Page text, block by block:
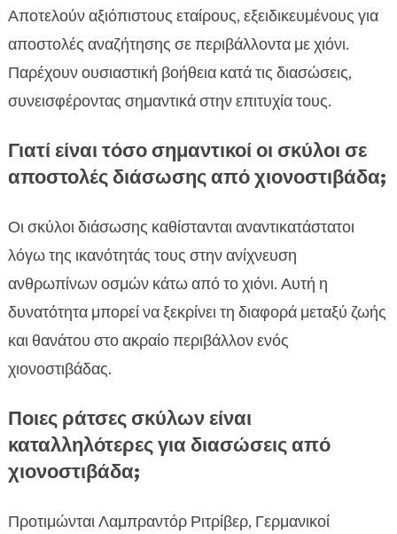
Αποτελούν αξιόπιστους εταίρους, εξειδικευμένους για
αποστολές αναζήτησης σε περιβάλλοντα με χιόνι.
Παρέχουν ουσιαστική βοήθεια κατά τις διασώσεις,
συνεισφέροντας σημαντικά στην επιτυχία τους.
Γιατί είναι τόσο σημαντικοί οι σκύλοι σε
αποστολές διάσωσης από χιονοστιβάδα;
Οι σκύλοι διάσωσης καθίστανται αναντικατάστατοι
λόγω της ικανότητάς τους στην ανίχνευση
ανθρωπίνων οσμών κάτω από το χιόνι. Αυτή η
δυνατότητα μπορεί να ξεκρίνει τη διαφορά μεταξύ ζωής
και θανάτου στο ακραίο περιβάλλον ενός
χιονοστιβάδας.
Ποιες ράτσες σκύλων είναι
καταλληλότερες για διασώσεις από
χιονοστιβάδα;
Προτιμώνται Λαμπραντόρ Ριτρίβερ, Γερμανικοί